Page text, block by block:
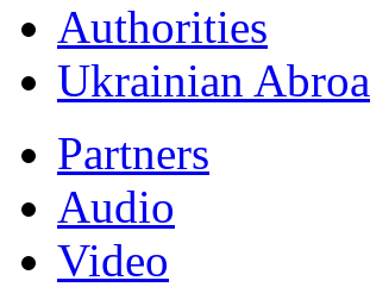
Authorities
Ukrainian
Partners
Audio
Video